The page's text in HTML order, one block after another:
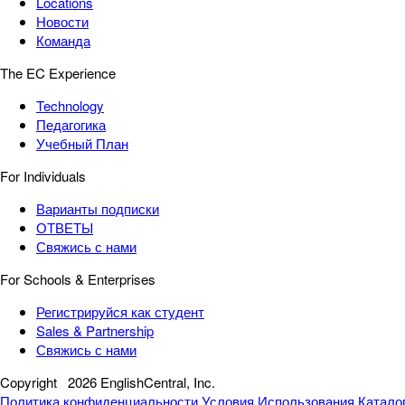
Новости
Команда
The EC Experience
Technology
Педагогика
Учебный План
For Individuals
Варианты подписки
ОТВЕТЫ
Свяжись с нами
For Schools & Enterprises
Регистрируйся как студент
Sales & Partnership
Свяжись с нами
Copyright 2026 EnglishCentral, Inc.